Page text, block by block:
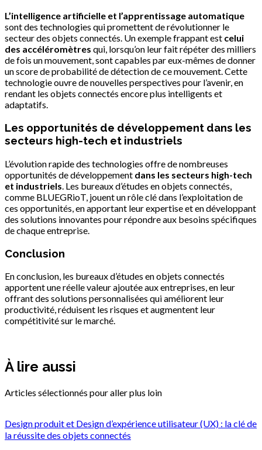
L’intelligence artificielle et l’apprentissage automatique
sont des technologies qui promettent de révolutionner le
secteur des objets connectés. Un exemple frappant est celui
des accéléromètres qui, lorsqu’on leur fait répéter des milliers
de fois un mouvement, sont capables par eux-mêmes de donner
un score de probabilité de détection de ce mouvement. Cette
technologie ouvre de nouvelles perspectives pour l’avenir, en
rendant les objets connectés encore plus intelligents et
adaptatifs.
Les opportunités de développement dans les
secteurs high-tech et industriels
L’évolution rapide des technologies offre de nombreuses
opportunités de développement dans les secteurs high-tech
et industriels. Les bureaux d’études en objets connectés,
comme BLUEGRioT, jouent un rôle clé dans l’exploitation de
ces opportunités, en apportant leur expertise et en développant
des solutions innovantes pour répondre aux besoins spécifiques
de chaque entreprise.
Conclusion
En conclusion, les bureaux d’études en objets connectés
apportent une réelle valeur ajoutée aux entreprises, en leur
offrant des solutions personnalisées qui améliorent leur
productivité, réduisent les risques et augmentent leur
compétitivité sur le marché.
À lire aussi
Articles sélectionnés pour aller plus loin
Design produit et Design d’expérience utilisateur (UX) : la clé de
la réussite des objets connectés​